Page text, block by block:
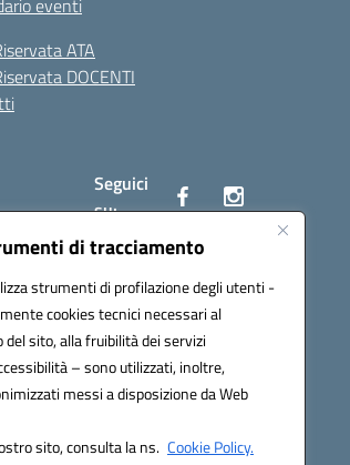
di tracciamento
strumenti di profilazione degli utenti -
cookies tecnici necessari al
sito, alla fruibilità dei servizi
– sono utilizzati, inoltre,
messi a disposizione da Web
sito, consulta la ns. Cookie Policy.
eventi
ATA
DOCENTI
Seguici
su: